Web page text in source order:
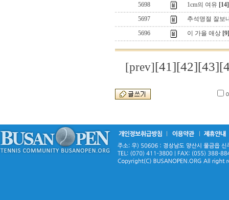
5698
1cm의 여유 [14]
5697
추석명절 잘보
5696
이 가을 애상 [9]
[prev][41][42][43]